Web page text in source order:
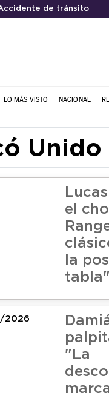
de tránsito
LO MÁS VISTO NACIONAL
Unido
el
la
tabla"
"La